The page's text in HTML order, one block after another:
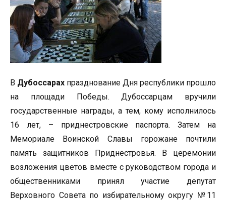
В Дубоссарах празднование Дня республики прошло
на площади Победы. Дубоссарцам вручили
государственные награды, а тем, кому исполнилось
16 лет, – приднестровские паспорта. Затем на
Мемориале Воинской Славы горожане почтили
память защитников Приднестровья. В церемонии
возложения цветов вместе с руководством города и
общественниками принял участие депутат
Верховного Совета по избирательному округу №11